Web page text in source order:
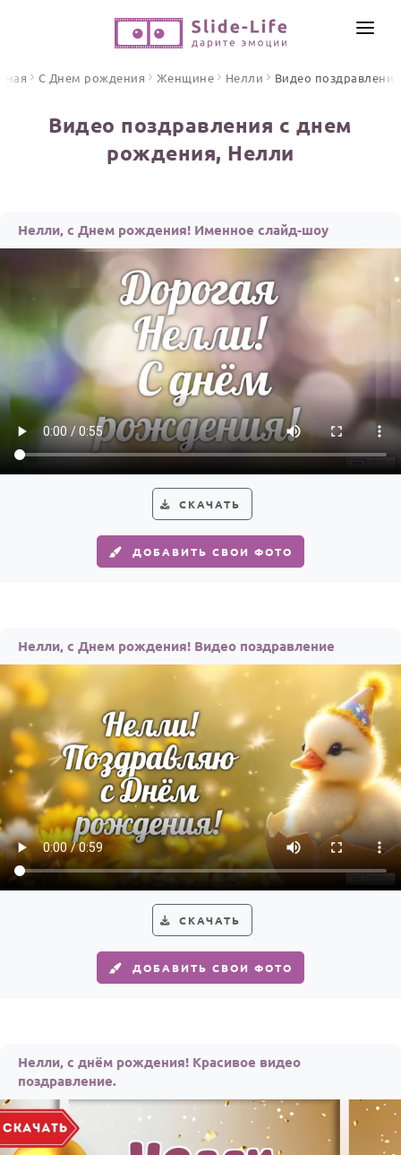
ПО ФОРМАТУ
Открытки
Стихи и тексты
ПРАЗДНИКИ
С Днем рождения
Юбилей
Свадьба
Годовщина свадьбы
Календарь праздников
Женщине
Мужчине
Детям
Все родственники
ПЕРСОНАЛЬНЫЕ
Пожелания
По именам
По годам
ИНСТРУМЕНТЫ
ОТЗЫВЫ
С Днем рождения Женщине Нелли Видео поздравления
Видео поздравления с днем
рождения, Нелли
Нелли, с Днем рождения! Именное слайд-шоу
СКАЧАТЬ
ДОБАВИТЬ СВОИ ФОТО
Нелли, с Днем рождения! Видео поздравление
СКАЧАТЬ
ДОБАВИТЬ СВОИ ФОТО
Нелли, с днём рождения! Красивое видео
поздравление.